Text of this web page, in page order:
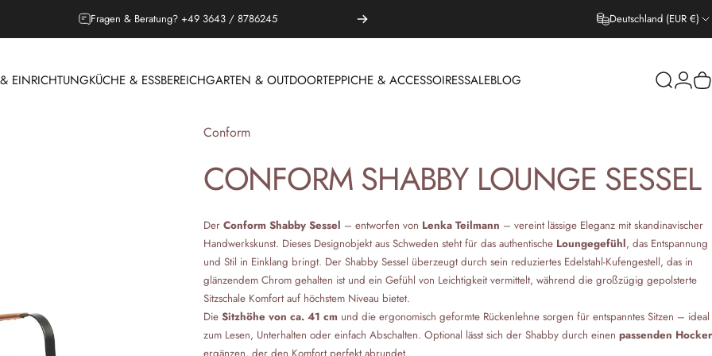
Outdoor Saison, Lounges jetzt entdecken! Deutschland (EUR €)
EINRICHTUNGKÜCHE & ESSBEREICHGARTEN & OUTDOORTEPPICHE & ACCESSOIRESSALEBLOG SucheLogin
Anbieter:
Conform
CONFORM SHABBY LOUNGE SESSEL
Der Conform Shabby Sessel – entworfen von Lenka Teilmann – vereint lässige Eleganz mit skandinavischer
Handwerkskunst. Dieses Designobjekt aus Schweden steht für das authentische Loungegefühl, das Entspannung
und Stil in Einklang bringt. Der Shabby Sessel überzeugt durch sein reduziertes Edelstahl-Kufengestell, das in
glänzendem Chrom gehalten ist und ein Gefühl von Leichtigkeit vermittelt, während die großzügig gepolsterte
Sitzschale Komfort auf höchstem Niveau bietet.
Die Sitzhöhe von ca. 41 cmund die ergonomisch geformte Rückenlehne sorgen für entspanntes Sitzen – ideal
zum Lesen, Unterhalten oder einfach Abschalten. Optional lässt sich der Shabby durch einen passenden Hocker